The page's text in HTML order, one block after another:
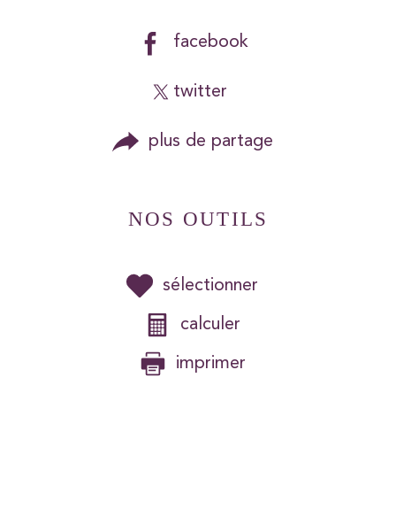
facebook
twitter
plus de partage
NOS OUTILS
sélectionner
calculer
imprimer